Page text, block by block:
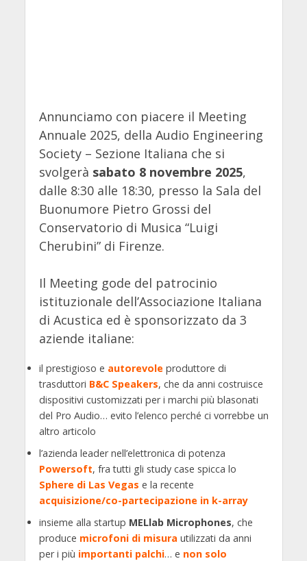
Annunciamo con piacere il Meeting
Annuale 2025, della Audio Engineering
Society – Sezione Italiana che si
svolgerà sabato 8 novembre 2025,
dalle 8:30 alle 18:30, presso la Sala del
Buonumore Pietro Grossi del
Conservatorio di Musica “Luigi
Cherubini” di Firenze.
Il Meeting gode del patrocinio
istituzionale dell’Associazione Italiana
di Acustica ed è sponsorizzato da 3
aziende italiane:
il prestigioso e autorevole produttore di
trasduttori B&C Speakers, che da anni costruisce
dispositivi customizzati per i marchi più blasonati
del Pro Audio… evito l’elenco perché ci vorrebbe un
altro articolo
l’azienda leader nell’elettronica di potenza
Powersoft, fra tutti gli study case spicca lo
Sphere di Las Vegas e la recente
acquisizione/co-partecipazione in k-array
insieme alla startup MELlab Microphones, che
produce microfoni di misura utilizzati da anni
per i più importanti palchi… e non solo